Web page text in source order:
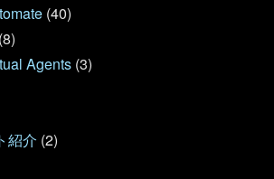
(40)
(8)
Agents (3)
紹介 (2)